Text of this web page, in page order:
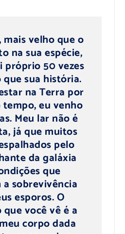
mais velho que o
na sua espécie,
próprio 50 vezes
que sua história.
na Terra por
eu venho
Meu lar não é
já que muitos
pelo
da galáxia
que
sobrevivência
esporos. O
você vê é a
corpo dada